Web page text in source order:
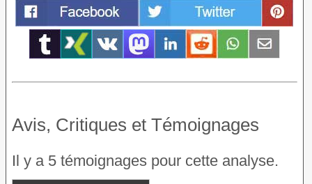
Avis, Critiques et Témoignages
Il y a 5 témoignages pour cette analyse.